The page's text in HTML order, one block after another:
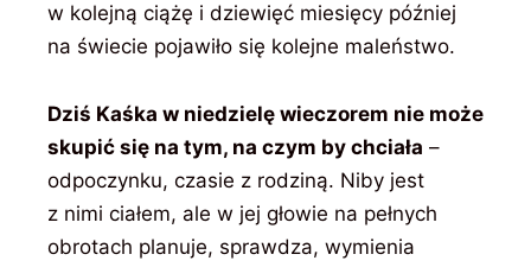
w kolejną ciążę i dziewięć miesięcy później
na świecie pojawiło się kolejne maleństwo.
Dziś Kaśka w niedzielę wieczorem nie może
skupić się na tym, na czym by chciała –
odpoczynku, czasie z rodziną. Niby jest
z nimi ciałem, ale w jej głowie na pełnych
obrotach planuje, sprawdza, wymienia